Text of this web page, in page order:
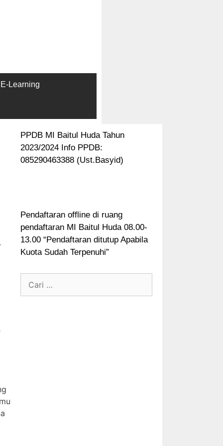
E-Learning
PPDB MI Baitul Huda Tahun
2023/2024 Info PPDB:
085290463388 (Ust.Basyid)
Pendaftaran offline di ruang
pendaftaran MI Baitul Huda 08.00-
13.00 “Pendaftaran ditutup Apabila
Kuota Sudah Terpenuhi”